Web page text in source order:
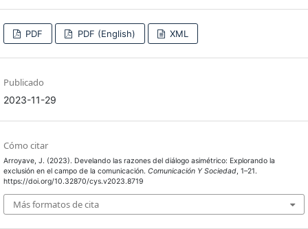
PDF PDF (English) XML
Publicado
2023-11-29
Cómo citar
Arroyave, J. (2023). Develando las razones del diálogo asimétrico: Explorando la
exclusión en el campo de la comunicación. Comunicación Y Sociedad, 1–21.
https://doi.org/10.32870/cys.v2023.8719
Más formatos de cita